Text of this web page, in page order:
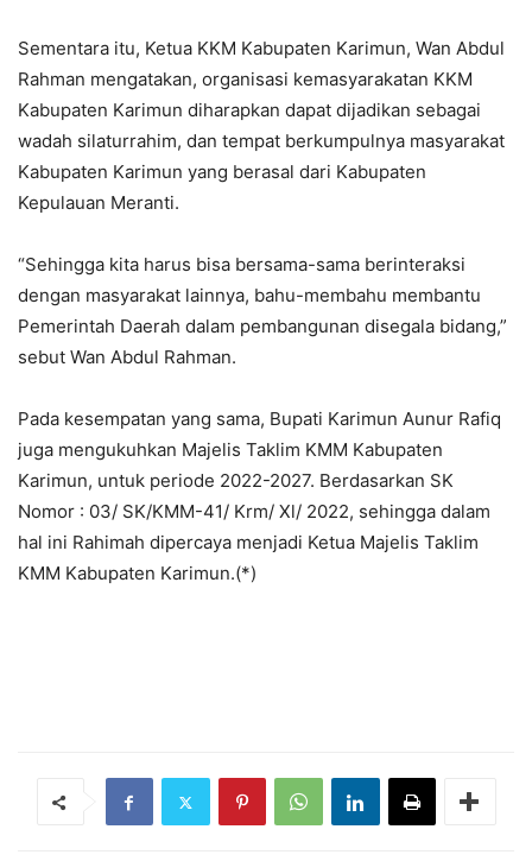
Sementara itu, Ketua KKM Kabupaten Karimun, Wan Abdul
Rahman mengatakan, organisasi kemasyarakatan KKM
Kabupaten Karimun diharapkan dapat dijadikan sebagai
wadah silaturrahim, dan tempat berkumpulnya masyarakat
Kabupaten Karimun yang berasal dari Kabupaten
Kepulauan Meranti.
“Sehingga kita harus bisa bersama-sama berinteraksi
dengan masyarakat lainnya, bahu-membahu membantu
Pemerintah Daerah dalam pembangunan disegala bidang,”
sebut Wan Abdul Rahman.
Pada kesempatan yang sama, Bupati Karimun Aunur Rafiq
juga mengukuhkan Majelis Taklim KMM Kabupaten
Karimun, untuk periode 2022-2027. Berdasarkan SK
Nomor : 03/ SK/KMM-41/ Krm/ Xl/ 2022, sehingga dalam
hal ini Rahimah dipercaya menjadi Ketua Majelis Taklim
KMM Kabupaten Karimun.(*)